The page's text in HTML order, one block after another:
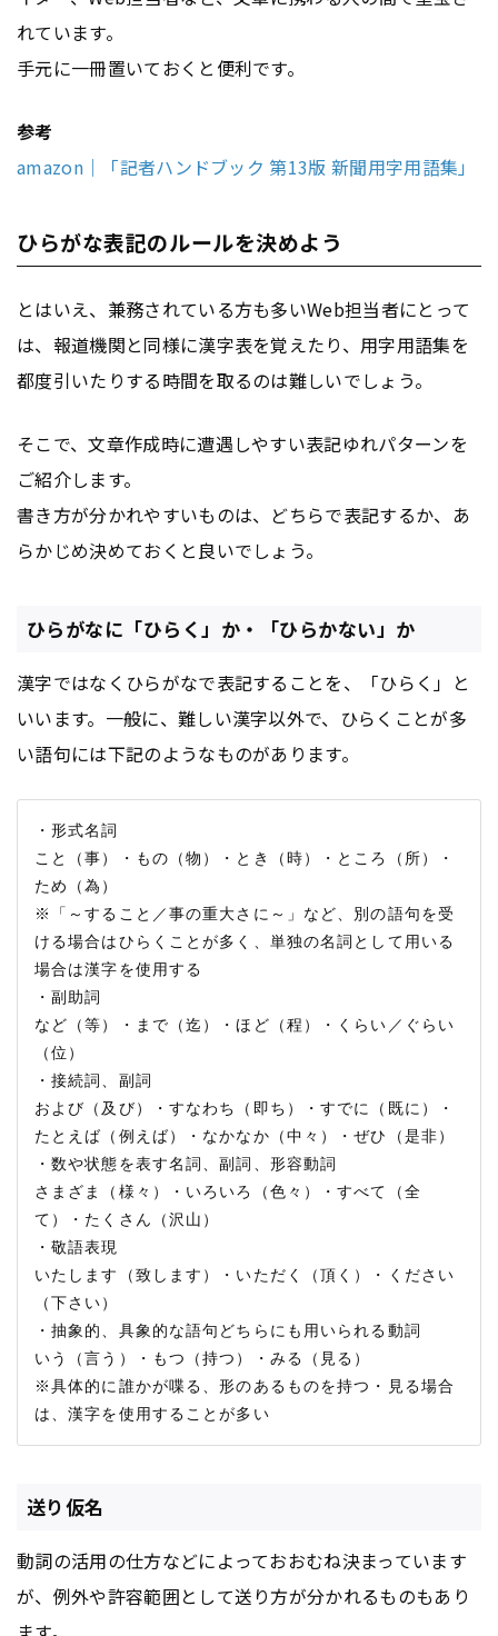
れています。
手元に一冊置いておくと便利です。
参考
amazon｜「記者ハンドブック 第13版 新聞用字用語集」
ひらがな表記のルールを決めよう
とはいえ、兼務されている方も多いWeb担当者にとって
は、報道機関と同様に漢字表を覚えたり、用字用語集を
都度引いたりする時間を取るのは難しいでしょう。
そこで、文章作成時に遭遇しやすい表記ゆれパターンを
ご紹介します。
書き方が分かれやすいものは、どちらで表記するか、あ
らかじめ決めておくと良いでしょう。
ひらがなに「ひらく」か・「ひらかない」か
漢字ではなくひらがなで表記することを、「ひらく」と
いいます。一般に、難しい漢字以外で、ひらくことが多
い語句には下記のようなものがあります。
・形式名詞
こと（事）・もの（物）・とき（時）・ところ（所）・
ため（為）
※「～すること／事の重大さに～」など、別の語句を受
ける場合はひらくことが多く、単独の名詞として用いる
場合は漢字を使用する
・副助詞
など（等）・まで（迄）・ほど（程）・くらい／ぐらい
（位）
・接続詞、副詞
および（及び）・すなわち（即ち）・すでに（既に）・
たとえば（例えば）・なかなか（中々）・ぜひ（是非）
・数や状態を表す名詞、副詞、形容動詞
さまざま（様々）・いろいろ（色々）・すべて（全
て）・たくさん（沢山）
・敬語表現
いたします（致します）・いただく（頂く）・ください
（下さい）
・抽象的、具象的な語句どちらにも用いられる動詞
いう（言う）・もつ（持つ）・みる（見る）
※具体的に誰かが喋る、形のあるものを持つ・見る場合
送り仮名
動詞の活用の仕方などによっておおむね決まっています
が、例外や許容範囲として送り方が分かれるものもあり